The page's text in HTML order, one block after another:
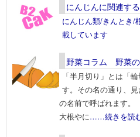
にんじんに関連す
にんじん類/きんとき/
載しています
野菜コラム 野菜の
「半月切り」とは「
す。その名の通り、
の名前で呼ばれます。
大根やに……続きを読